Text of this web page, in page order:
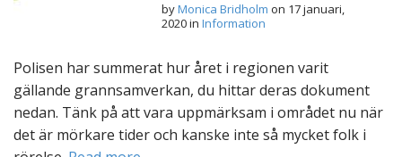
byMonica Bridholm on 17 januari,
2020in Information
Polisen har summerat hur året i regionen varit
gällande grannsamverkan, du hittar deras dokument
nedan. Tänk på att vara uppmärksam i området nu när
det är mörkare tider och kanske inte så mycket folk i